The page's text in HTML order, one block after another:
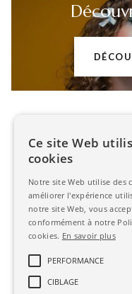
LE STUDIO
PHOTOS
BLOG
151 b chemin du
Ce site Web
cookies
Notre site Web utilise des
améliorer l'expérience
notre site Web, vous
conformément à notre
cookies. En savoir plus
PERFORMANCE
CIBLAGE